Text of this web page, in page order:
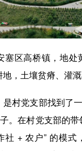
区高桥镇，地处
，土壤贫瘠、灌溉
党支部找到了一
。在村党支部的
社 + 农户” 的模式